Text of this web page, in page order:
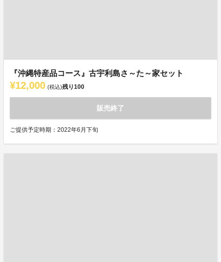
『沖縄特産品コース』古宇利島さ～た～家セット
¥12,000 (税込)残り100
販売終了
ご提供予定時期：2022年6月下旬